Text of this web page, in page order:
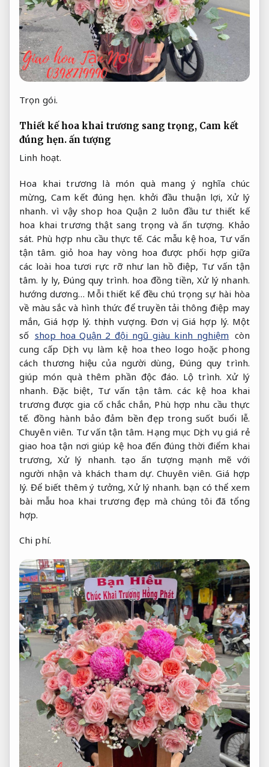
Trọn gói.
Thiết kế hoa khai trương sang trọng, Cam kết
đúng hẹn. ấn tượng
Linh hoạt.
Hoa khai trương là món quà mang ý nghĩa chúc
mừng,Cam kết đúng hẹn. khởi đầu thuận lợi, Xử lý
nhanh. vì vậy shop hoa Quận 2 luôn đầu tư thiết kế
hoa khai trương thật sang trọng và ấn tượng. Khảo
sát. Phù hợp nhu cầu thực tế. Các mẫu kệ hoa, Tư vấn
tận tâm. giỏ hoa hay vòng hoa được phối hợp giữa
các loài hoa tươi rực rỡ như lan hồ điệp, Tư vấn tận
tâm. ly ly, Đúng quy trình. hoa đồng tiền, Xử lý nhanh.
hướng dương… Mỗi thiết kế đều chú trọng sự hài hòa
về màu sắc và hình thức để truyền tải thông điệp may
mắn,Giá hợp lý. thịnh vượng. Đơn vị. Giá hợp lý. Một
số shop hoa Quận 2 đội ngũ giàu kinh nghiệm còn
cung cấp Dịch vụ làm kệ hoa theo logo hoặc phong
cách thương hiệu của người dùng, Đúng quy trình.
giúp món quà thêm phần độc đáo. Lộ trình. Xử lý
nhanh. Đặc biệt, Tư vấn tận tâm. các kệ hoa khai
trương được gia cố chắc chắn, Phù hợp nhu cầu thực
tế. đồng hành bảo đảm bền đẹp trong suốt buổi lễ.
Chuyên viên. Tư vấn tận tâm. Hạng mục Dịch vụ giá rẻ
giao hoa tận nơi giúp kệ hoa đến đúng thời điểm khai
trương, Xử lý nhanh. tạo ấn tượng mạnh mẽ với
người nhận và khách tham dự.Chuyên viên. Giá hợp
lý. Để biết thêm ý tưởng,Xử lý nhanh. bạn có thể xem
bài mẫu hoa khai trương đẹp mà chúng tôi đã tổng
hợp.
Chi phí.